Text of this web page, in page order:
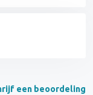
een beoordeling